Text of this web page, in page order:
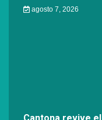
agosto 7, 2026